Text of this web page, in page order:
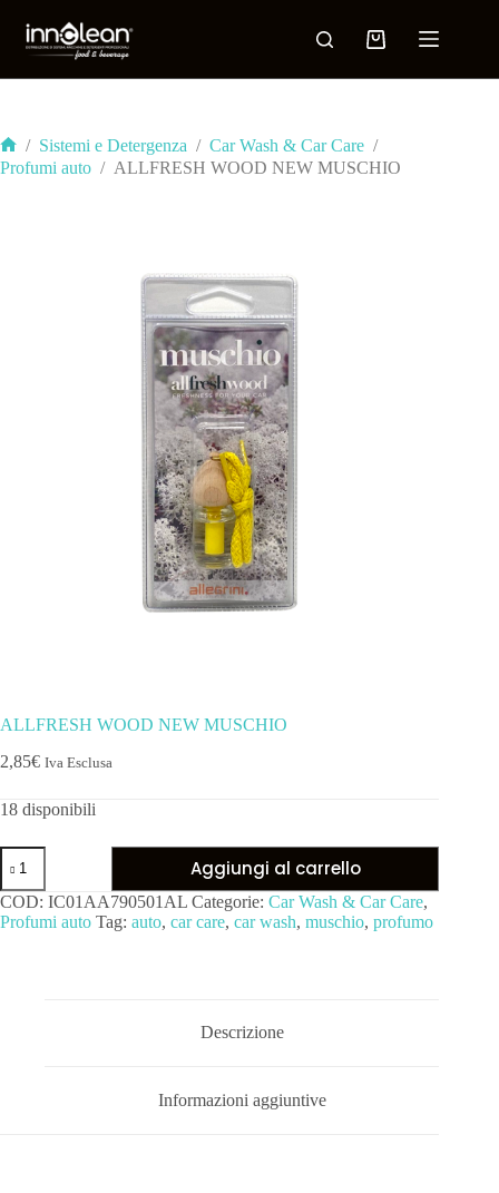
/ Sistemi e Detergenza / Car Wash & Car Care /
Profumi auto / ALLFRESH WOOD NEW MUSCHIO
ALLFRESH WOOD NEW MUSCHIO
2,85€ Iva Esclusa
18 disponibili
Aggiungi al carrello
COD: IC01AA790501AL Categorie: Car Wash & Car Care,
Profumi auto Tag: auto, car care, car wash, muschio, profumo
Descrizione
Informazioni aggiuntive